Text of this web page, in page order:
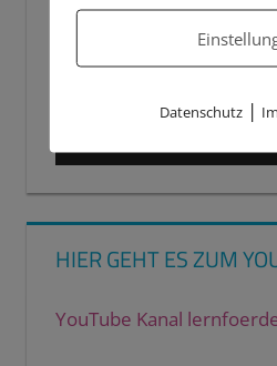
HIER GEHT ES ZUM
YouTube Kanal
Datenschutz|